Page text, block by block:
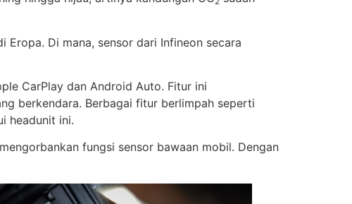
Di mana, sensor dari Infineon secara
CarPlay dan Android Auto. Fitur ini
berkendara. Berbagai fitur berlimpah seperti
headunit ini.
fungsi sensor bawaan mobil. Dengan